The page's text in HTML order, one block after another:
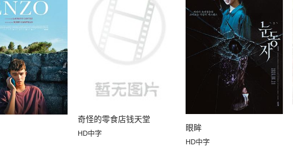
奇怪的零食店钱天堂
HD中字
眼眸
HD中字